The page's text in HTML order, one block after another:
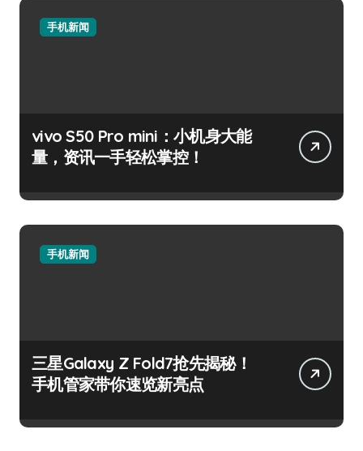
手机新闻
vivo S50 Pro mini：小机身大能
量，资讯一手轻松掌控！
手机新闻
三星Galaxy Z Fold7抢先揭秘！
手机管家带你速览新亮点